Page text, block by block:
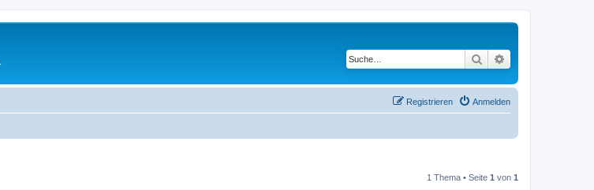
Suche
Anmelden
Registrieren
1 Thema • Seite 1 von 1